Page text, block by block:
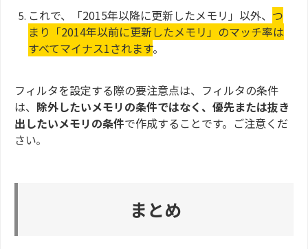
これで、「2015年以降に更新したメモリ」以外、 つ
まり「2014年以前に更新したメモリ」のマッチ率は
すべてマイナス1されます。
フィルタを設定する際の要注意点は、フィルタの条件
は、 除外したいメモリの条件ではなく、優先または抜き
出したいメモリの条件で作成することです。ご注意くだ
さい。
まとめ